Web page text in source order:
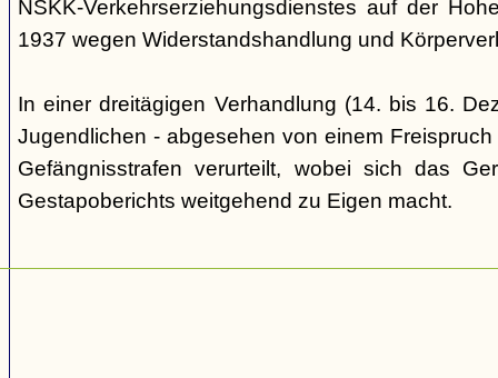
NSKK-Verkehrserziehungsdienstes auf der
1937 wegen Widerstandshandlung und
In einer dreitägigen Verhandlung (14. bis 16.
Jugendlichen - abgesehen von einem
Gefängnisstrafen verurteilt, wobei sich das
Gestapoberichts weitgehend zu Eigen macht.